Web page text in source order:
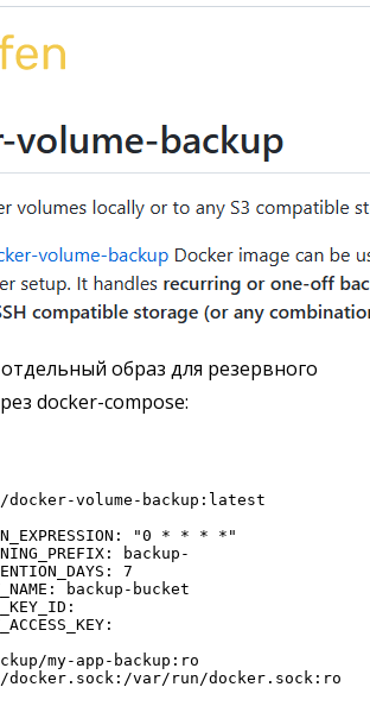
образ для резервного
docker-compose:
docker-volume-backup:latest
"0 * * * *"
backup-
7
backup-bucket
my-app-backup:ro
docker.sock:/var/run/docker.sock:ro